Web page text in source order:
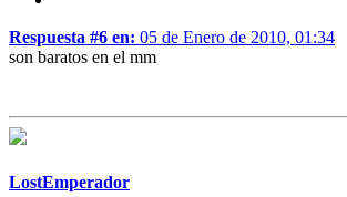
Respuesta #6 en: 05 de Enero de 2010, 01:34
son baratos en el mm
LostEmperador